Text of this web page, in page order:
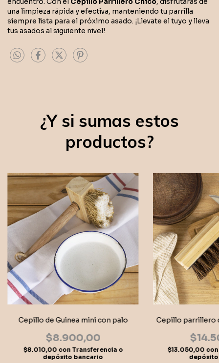
una limpieza rápida y efectiva, manteniendo tu parrilla
siempre lista para el próximo asado. ¡Llevate el tuyo y lleva
tus asados al siguiente nivel!
¿Y si sumas estos
productos?
Cepillo de Guinea mini con palo
$8.900,00
$8.010,00 con Transferencia o
depósito bancario
Cepillo parrillero
$13.050,00 con